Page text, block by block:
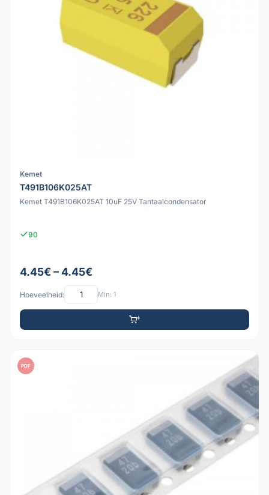
Kemet
T491B106K025AT
Kemet T491B106K025AT 10uF 25V Tantaalcondensator
90
4.45€ – 4.45€
Hoeveelheid: Min: 1
PDF